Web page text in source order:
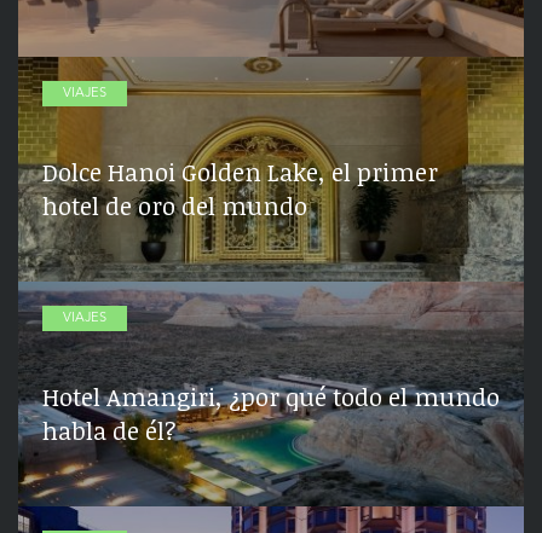
VIAJES
Dolce Hanoi Golden Lake, el primer
hotel de oro del mundo
VIAJES
Hotel Amangiri, ¿por qué todo el mundo
habla de él?